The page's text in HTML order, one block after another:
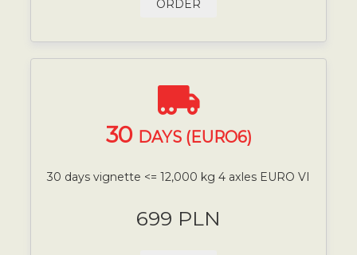
ORDER
30 DAYS (EURO6)
30 days vignette <= 12,000 kg 4 axles EURO VI
699 PLN